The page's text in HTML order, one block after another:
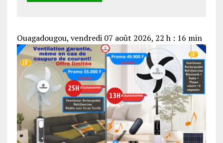
Ouagadougou, vendredi 07 août 2026, 22 h : 16 min